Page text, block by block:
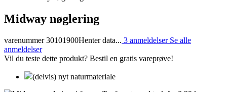
Midway nøglering
varenummer 30101900Henter data... 3 anmeldelser Se alle
anmeldelser
Vil du teste dette produkt? Bestil en gratis vareprøve!
(delvis) nyt naturmateriale